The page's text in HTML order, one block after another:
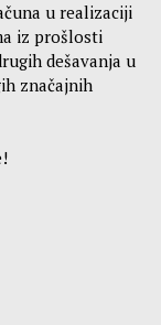
u realizaciji
iz prošlosti
dešavanja u
značajnih